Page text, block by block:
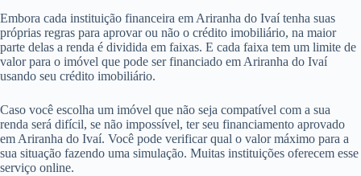
Embora cada instituição financeira em Ariranha do Ivaí tenha suas
próprias regras para aprovar ou não o crédito imobiliário, na maior
parte delas a renda é dividida em faixas. E cada faixa tem um limite de
valor para o imóvel que pode ser financiado em Ariranha do Ivaí
usando seu crédito imobiliário.
Caso você escolha um imóvel que não seja compatível com a sua
renda será difícil, se não impossível, ter seu financiamento aprovado
em Ariranha do Ivaí. Você pode verificar qual o valor máximo para a
sua situação fazendo uma simulação. Muitas instituições oferecem esse
serviço online.